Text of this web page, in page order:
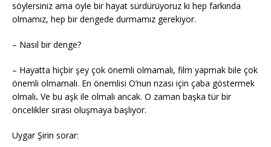
söylersiniz ama öyle bir hayat sürdürüyoruz ki hep farkında
olmamız, hep bir dengede durmamız gerekiyor.
– Nasıl bir denge?
– Hayatta hiçbir şey çok önemli olmamalı, film yapmak bile çok
önemli olmamalı. En önemlisi O’nun rızası için çaba göstermek
olmalı. Ve bu aşk ile olmalı ancak. O zaman başka tür bir
öncelikler sırası oluşmaya başlıyor.
Uygar Şirin sorar: